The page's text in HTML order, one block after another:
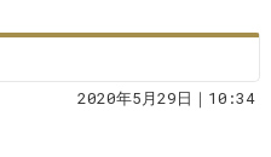
2020年5月29日｜10:34